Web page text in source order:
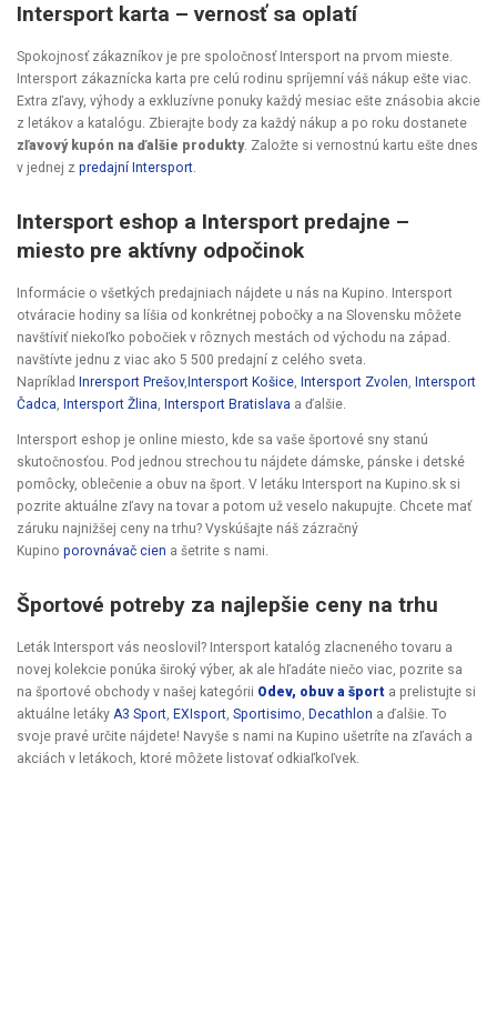
Intersport karta – vernosť sa oplatí
Spokojnosť zákazníkov je pre spoločnosť Intersport na prvom mieste.
Intersport zákaznícka karta pre celú rodinu spríjemní váš nákup ešte viac.
Extra zľavy, výhody a exkluzívne ponuky každý mesiac ešte znásobia akcie
z letákov a katalógu. Zbierajte body za každý nákup a po roku dostanete
zľavový kupón na ďalšie produkty. Založte si vernostnú kartu ešte dnes
v jednej z predajní Intersport.
Intersport eshop a Intersport predajne –
miesto pre aktívny odpočinok
Informácie o všetkých predajniach nájdete u nás na Kupino. Intersport
otváracie hodiny sa líšia od konkrétnej pobočky a na Slovensku môžete
navštíviť niekoľko pobočiek v rôznych mestách od východu na západ.
navštívte jednu z viac ako 5 500 predajní z celého sveta.
Napríklad Inrersport Prešov,Intersport Košice Intersport Zvolen Intersport
Čadca Intersport Žlina Intersport Bratislava a ďalšie.
Intersport eshop je online miesto, kde sa vaše športové sny stanú
skutočnosťou. Pod jednou strechou tu nájdete dámske, pánske i detské
pomôcky, oblečenie a obuv na šport. V letáku Intersport na Kupino.sk si
pozrite aktuálne zľavy na tovar a potom už veselo nakupujte. Chcete mať
záruku najnižšej ceny na trhu? Vyskúšajte náš zázračný
Kupino porovnávač cien a šetrite s nami.
Športové potreby za najlepšie ceny na trhu
Leták Intersport vás neoslovil? Intersport katalóg zlacneného tovaru a
novej kolekcie ponúka široký výber, ak ale hľadáte niečo viac, pozrite sa
na športové obchody v našej kategórii Odev, obuv a šport a prelistujte si
aktuálne letáky A3 Sport, EXIsport, Sportisimo, Decathlon a ďalšie. To
svoje pravé určite nájdete! Navyše s nami na Kupino ušetríte na zľavách a
akciách v letákoch, ktoré môžete listovať odkiaľkoľvek.